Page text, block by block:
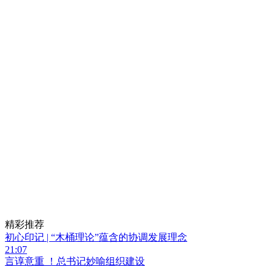
精彩推荐
初心印记 | “木桶理论”蕴含的协调发展理念
21:07
言谆意重 ！总书记妙喻组织建设